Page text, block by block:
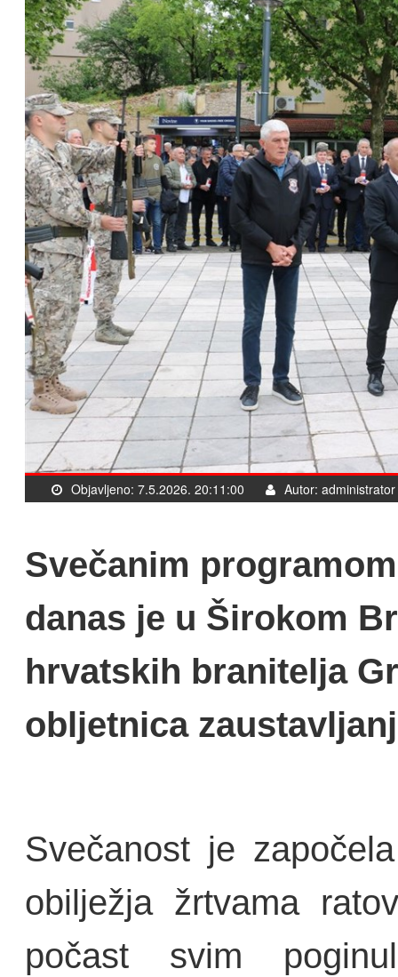
Objavljeno: 7.5.2026. 20:11:00 Autor: administrator
Svečanim
danas je u Širokom
hrvatskih branitelja
obljetnica
Svečanost je
obilježja žrtvama
počast svim